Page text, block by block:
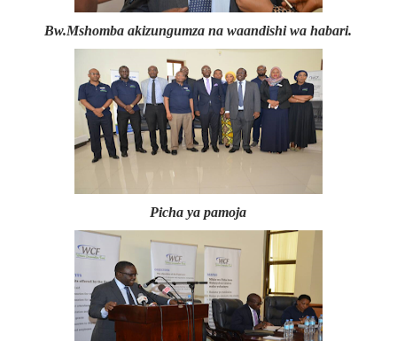
Bw.Mshomba akizungumza na waandishi wa habari.
Picha ya pamoja